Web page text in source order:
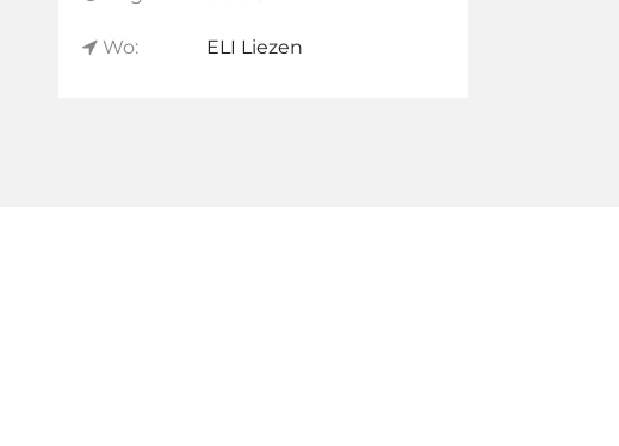
Wo: ELI Liezen